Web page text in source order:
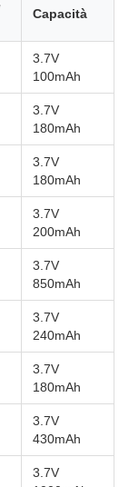
Capacità
3.7V
100mAh
3.7V
180mAh
3.7V
180mAh
3.7V
200mAh
3.7V
850mAh
3.7V
240mAh
3.7V
180mAh
3.7V
430mAh
3.7V